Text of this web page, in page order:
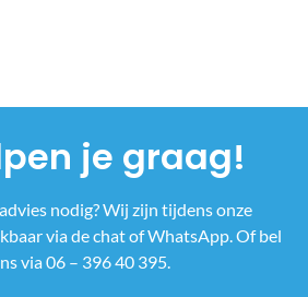
je graag!
nodig? Wij zijn tijdens onze
via de chat of WhatsApp. Of bel
via 06 – 396 40 395.